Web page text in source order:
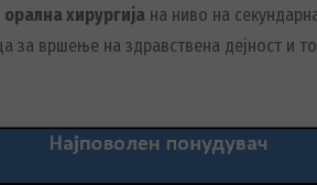
орална хирургија на ниво на
за вршење на здравствена дејност и